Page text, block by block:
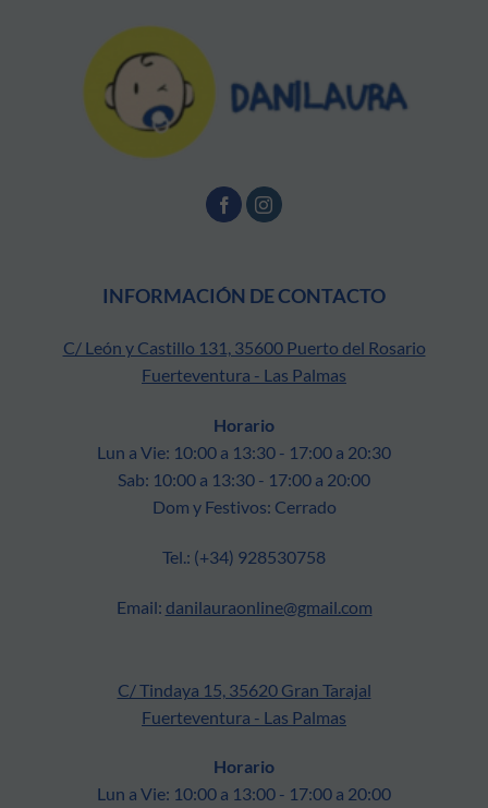
INFORMACIÓN DE CONTACTO
C/ León y Castillo 131, 35600 Puerto del Rosario
Fuerteventura - Las Palmas
Horario
Lun a Vie: 10:00 a 13:30 - 17:00 a 20:30
Sab: 10:00 a 13:30 - 17:00 a 20:00
Dom y Festivos: Cerrado
Tel.: (+34) 928530758
Email: danilauraonline@gmail.com
C/ Tindaya 15, 35620 Gran Tarajal
Fuerteventura - Las Palmas
Horario
Lun a Vie: 10:00 a 13:00 - 17:00 a 20:00